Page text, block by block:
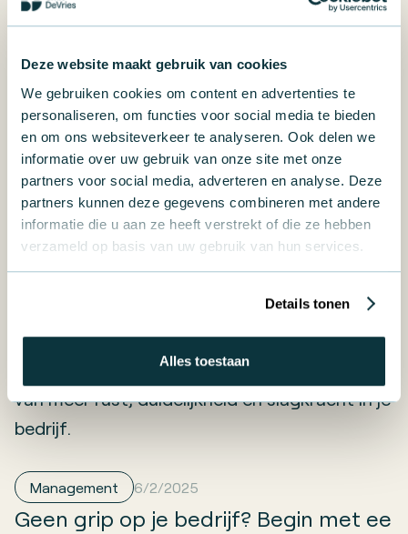
Deze website maakt gebruik van cookies
We gebruiken cookies om content en advertenties te
personaliseren, om functies voor social media te bieden
en om ons websiteverkeer te analyseren. Ook delen we
informatie over uw gebruik van onze site met onze
partners voor social media, adverteren en analyse. Deze
partners kunnen deze gegevens combineren met andere
informatie die u aan ze heeft verstrekt of die ze hebben
verzameld op basis van uw gebruik van hun services.
Details tonen
Alles toestaan
effect behaalt.
▶️ Kan ik ook een deel van mijn
organisatie laten scannen?
Absoluut. We kunnen ons focussen op een
afdeling, team of specifiek thema zoals
leiderschap, samenwerking of structuur.
weten hoe je er écht voor
staat?Plandan een gesprek met een van
onze adviseurs. Eenscanis vaak het begin
van meer rust, duidelijkheid en slagkracht in je
bedrijf.
Management 6/2/2025
Geen grip op je bedrijf? Begin met ee